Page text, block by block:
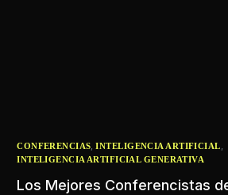
CONFERENCIAS,INTELIGENCIA ARTIFICIAL,
INTELIGENCIA ARTIFICIAL GENERATIVA
Los Mejores Conferencistas